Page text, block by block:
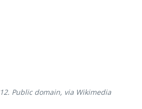
Public domain, via Wikimedia